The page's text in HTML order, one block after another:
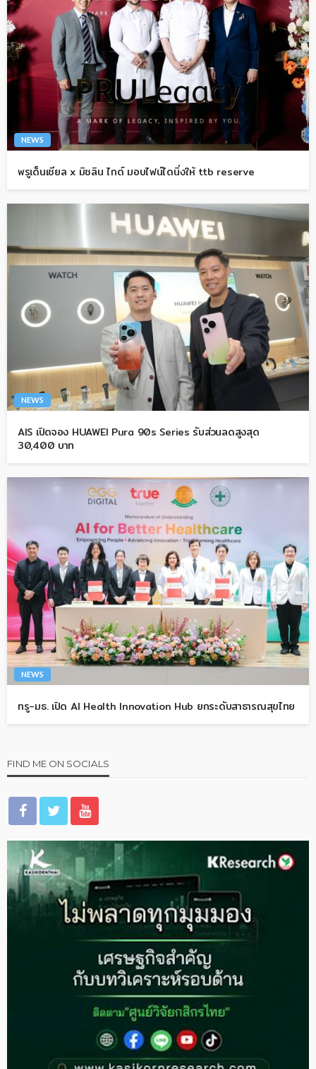
NEWS
พรูเด็นเชียล x มิชลิน ไกด์ มอบไฟน์ไดนิ่งให้ ttb reserve
NEWS
AIS เปิดจอง HUAWEI Pura 90s Series รับส่วนลดสูงสุด
30,400 บาท
NEWS
ทรู-มธ. เปิด AI Health Innovation Hub ยกระดับสาธารณสุขไทย
FIND ME ON SOCIALS